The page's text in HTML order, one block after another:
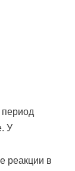
У
реакции в